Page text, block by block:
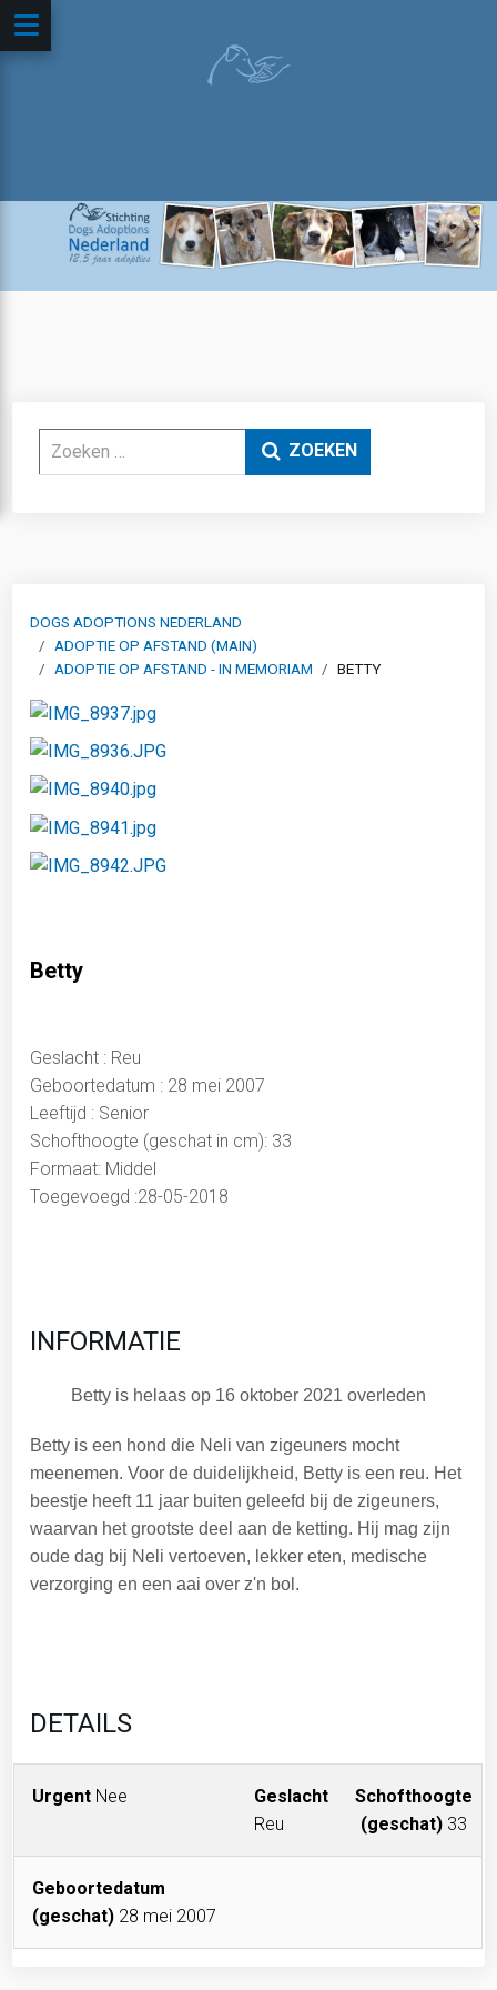
Zoeken ZOEKEN
DOGS ADOPTIONS NEDERLAND
ADOPTIE OP AFSTAND (MAIN)
ADOPTIE OP AFSTAND - IN MEMORIAM
BETTY
Betty
Geslacht : Reu
Geboortedatum : 28 mei 2007
Leeftijd : Senior
Schofthoogte (geschat in cm): 33
Formaat: Middel
Toegevoegd :28-05-2018
INFORMATIE
Betty is helaas op 16 oktober 2021 overleden
Betty is een hond die Neli van zigeuners mocht
meenemen. Voor de duidelijkheid, Betty is een reu. Het
beestje heeft 11 jaar buiten geleefd bij de zigeuners,
waarvan het grootste deel aan de ketting. Hij mag zijn
oude dag bij Neli vertoeven, lekker eten, medische
verzorging en een aai over z'n bol.
DETAILS
Urgent Nee
Geslacht
Reu
Schofthoogte
(geschat) 33
Geboortedatum
(geschat) 28 mei 2007